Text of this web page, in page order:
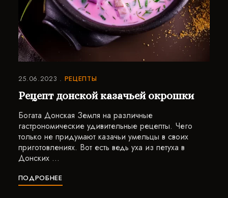
25.06.2023 РЕЦЕПТЫ
Рецепт донской казачьей окрошки
Богата Донская Земля на различные
гастрономические удивительные рецепты. Чего
только не придумают казачьи умельцы в своих
приготовлениях. Вот есть ведь уха из петуха в
Донских …
ПОДРОБНЕЕ